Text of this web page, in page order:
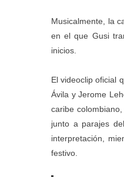
Musicalmente, la
en el que Gusi
inicios.
El videoclip oficial
Ávila y Jerome
caribe
junto a parajes
interpretación,
festivo.